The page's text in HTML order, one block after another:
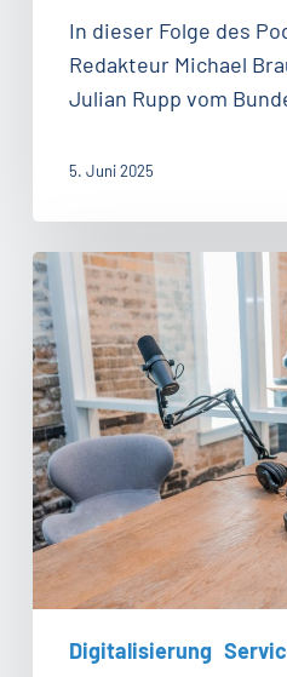
In dieser Folge des
Redakteur Michael
Julian Rupp vom
5. Juni 2025
#95:
Wie
der
Service
zum
erfolgreichen
Business
wird
Digitalisierung